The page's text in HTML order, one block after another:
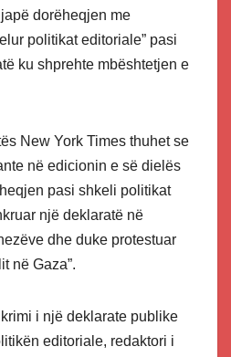
dorëheqjen me
politikat editoriale” pasi
ku shprehte mbështetjen e
New York Times thuhet se
në edicionin e së dielës
pasi shkeli politikat
një deklaratë në
dhe duke protestuar
në Gaza”.
i një deklarate publike
editoriale, redaktori i